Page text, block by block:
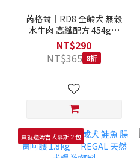
芮格爾｜RD8 全齡犬 無榖
水牛肉 高纖配方 454g｜
REGAL 天然犬糧 狗飼料
NT$290
NT$365 8折
買就送姆吉犬慕斯２包